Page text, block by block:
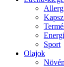
Sport
Olajok